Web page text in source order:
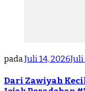
padaJuli 14, 2026Juli
Dari Zawiyah